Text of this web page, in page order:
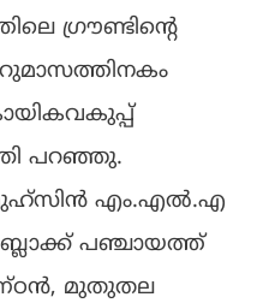
ഗ്രൗണ്ടിന്റെ
പറഞ്ഞു.
മുഹ്സിൻ എം.എൽ.എ
ബ്ലോക്ക് പഞ്ചായത്ത്
മുതുതല